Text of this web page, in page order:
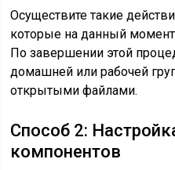
Осуществите такие
которые на данный
По завершении этой
домашней или рабочей
открытыми файлами.
Способ 2:
компонентов